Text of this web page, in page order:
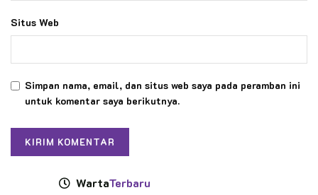
Situs Web
Simpan nama, email, dan situs web saya pada peramban ini
untuk komentar saya berikutnya.
WartaTerbaru